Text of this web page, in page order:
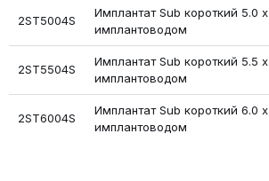
2ST5004S
Имплантат Sub короткий 5.0
имплантоводом
2ST5504S
Имплантат Sub короткий 5.5
имплантоводом
2ST6004S
Имплантат Sub короткий 6.0
имплантоводом